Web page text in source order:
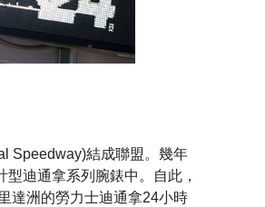
Speedway)結成聯盟。幾年
迪通拿系列腕錶中。自此，
達洲的勞力士迪通拿24小時